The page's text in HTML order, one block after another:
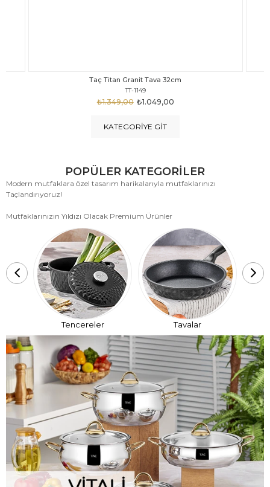
Taç Titan Granit Tava 30cm
TT-1148
₺999,00
₺1.875,00
KATEGORIYE GIT
POPÜLER KATEGORİLER
Modern mutfaklara özel tasarım harikalarıyla mutfaklarınızı
Taçlandırıyoruz!
Mutfaklarınızın Yıldızı Olacak Premium Ürünler
Tencereler Tavalar